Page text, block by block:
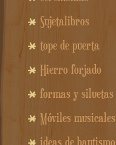
Sujetalibros
tope de puerta
Hierro forjado
formas y siluetas
Móviles musicales
ideas de bautismo